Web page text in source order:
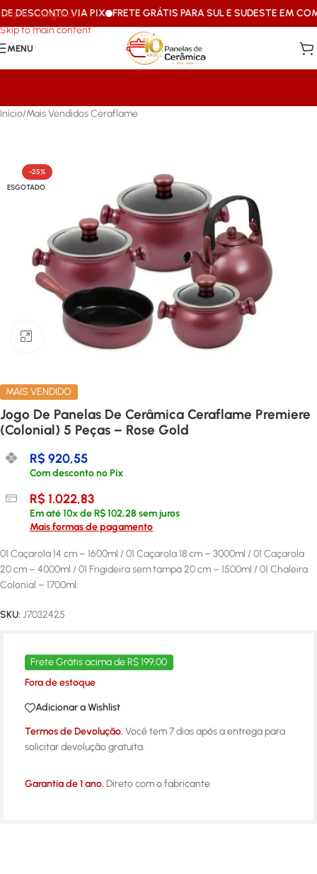
Skip to navigation
Skip to main content
DESCONTO VIA PIX FRETE GRÁTIS PARA SUL E SUDESTE EM
MENU
Início/Mais Vendidos Ceraflame
-25%
ESGOTADO
Clique para ampliar
MAIS VENDIDO
Jogo De Panelas De Cerâmica Ceraflame Premiere
(Colonial) 5 Peças – Rose Gold
R$920,55
Com desconto no Pix
R$1.022,83
Em até10x deR$102,28 sem juros
Mais formas de pagamento
01 Caçarola 14 cm – 1600ml / 01 Caçarola 18 cm – 3000ml / 01 Caçarola
20 cm – 4000ml / 01 Frigideira sem tampa 20 cm – 1500ml / 01 Chaleira
Colonial – 1700ml.
SKU: J7032425
Frete Grátis acima de R$ 199,00
Fora de estoque
Adicionar a Wishlist
Termos de Devolução. Você tem 7 dias após a entrega para
solicitar devolução gratuita.
Garantia de 1 ano. Direto com o fabricante.